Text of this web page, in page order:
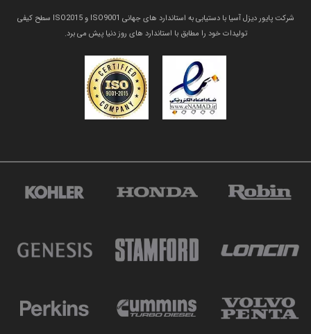
شرکت پایور دیزل آسیا با دستیابی به استاندارد های جهانی ISO9001 و ISO2015 سطح کیفی
تولیدات خود را مطابق با استاندارد های روز دنیا پیش می برد.